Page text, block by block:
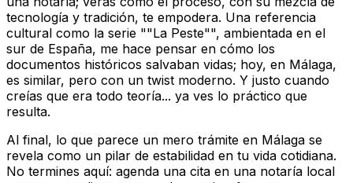
tecnología y tradición, te empodera. Una referencia
cultural como la serie ""La Peste"", ambientada en el
sur de España, me hace pensar en cómo los
documentos históricos salvaban vidas; hoy, en Málaga,
es similar, pero con un twist moderno. Y justo cuando
creías que era todo teoría... ya ves lo práctico que
resulta.
Al final, lo que parece un mero trámite en Málaga se
revela como un pilar de estabilidad en tu vida cotidiana.
No termines aquí: agenda una cita en una notaría local